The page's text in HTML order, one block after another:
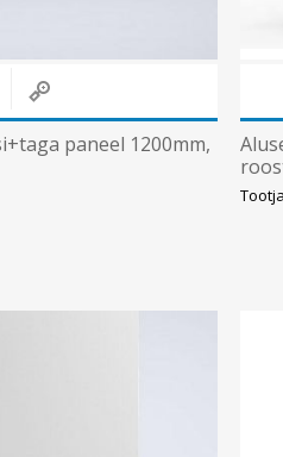
paneel 1200mm,